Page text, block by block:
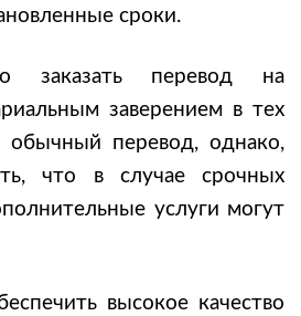
сроки.
заказать перевод на
заверением в тех
перевод, однако,
что в случае срочных
услуги могут
высокое качество